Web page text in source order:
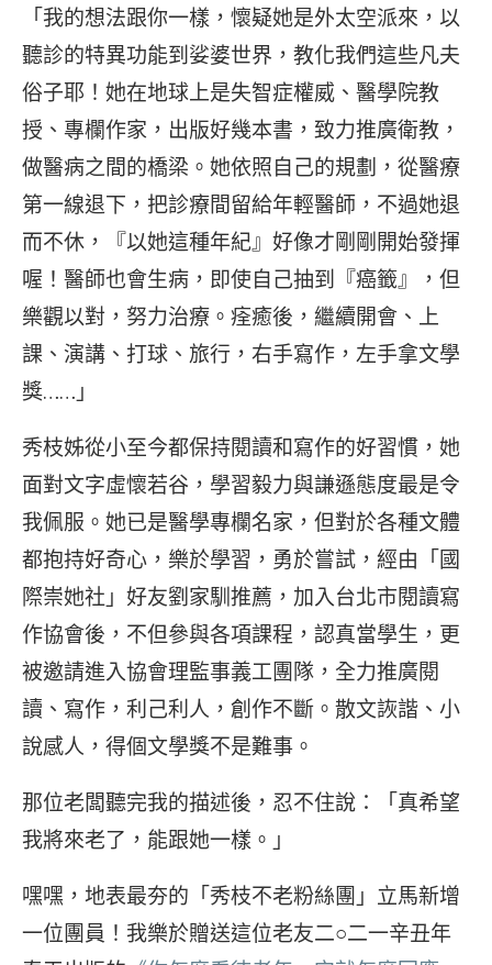
「我的想法跟你一樣，懷疑她是外太空派來，以
聽診的特異功能到娑婆世界，教化我們這些凡夫
俗子耶！她在地球上是失智症權威、醫學院教
授、專欄作家，出版好幾本書，致力推廣衛教，
做醫病之間的橋梁。她依照自己的規劃，從醫療
第一線退下，把診療間留給年輕醫師，不過她退
而不休，『以她這種年紀』好像才剛剛開始發揮
喔！醫師也會生病，即使自己抽到『癌籤』，但
樂觀以對，努力治療。痊癒後，繼續開會、上
課、演講、打球、旅行，右手寫作，左手拿文學
獎……」
秀枝姊從小至今都保持閱讀和寫作的好習慣，她
面對文字虛懷若谷，學習毅力與謙遜態度最是令
我佩服。她已是醫學專欄名家，但對於各種文體
都抱持好奇心，樂於學習，勇於嘗試，經由「國
際崇她社」好友劉家馴推薦，加入台北市閱讀寫
作協會後，不但參與各項課程，認真當學生，更
被邀請進入協會理監事義工團隊，全力推廣閱
讀、寫作，利己利人，創作不斷。散文詼諧、小
說感人，得個文學獎不是難事。
那位老闆聽完我的描述後，忍不住說：「真希望
我將來老了，能跟她一樣。」
嘿嘿，地表最夯的「秀枝不老粉絲團」立馬新增
一位團員！我樂於贈送這位老友二○二一辛丑年